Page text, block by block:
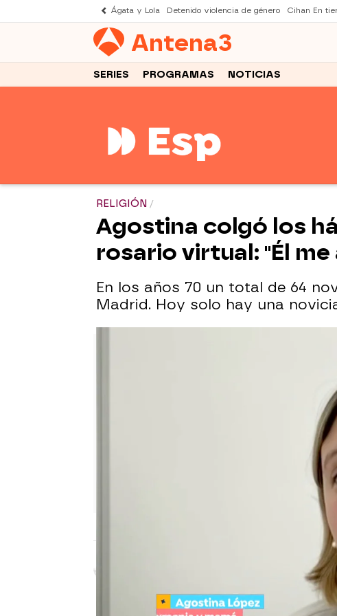
Ágata y Lola Detenido violencia de género Cihan En
Antena3
SERIES PROGRAMAS NOTICIAS
RELIGIÓN
Agostina colgó los
rosario virtual: "Él
En los años 70 un total de 64
Madrid. Hoy solo hay una
09 de octubre de 2024, 14:42